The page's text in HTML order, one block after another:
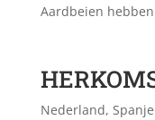
Aardbeien
Nederland,